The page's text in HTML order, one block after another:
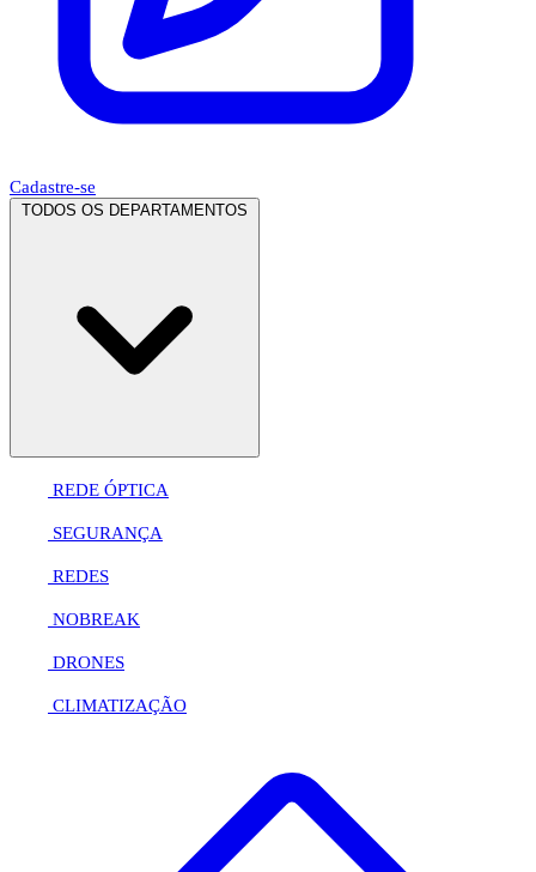
Cadastre-se
TODOS OS DEPARTAMENTOS
REDE ÓPTICA
SEGURANÇA
REDES
NOBREAK
DRONES
CLIMATIZAÇÃO